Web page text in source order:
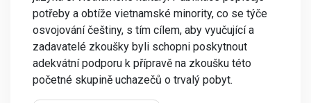
potřeby a obtíže vietnamské minority, co se týče
osvojování češtiny, s tím cílem, aby vyučující a
zadavatelé zkoušky byli schopni poskytnout
adekvátní podporu k přípravě na zkoušku této
početné skupině uchazečů o trvalý pobyt.